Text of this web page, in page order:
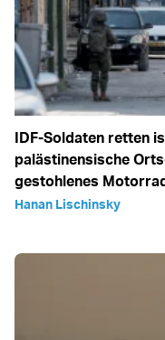
IDF-Soldaten retten
palästinensische
gestohlenes
Hanan Lischinsky